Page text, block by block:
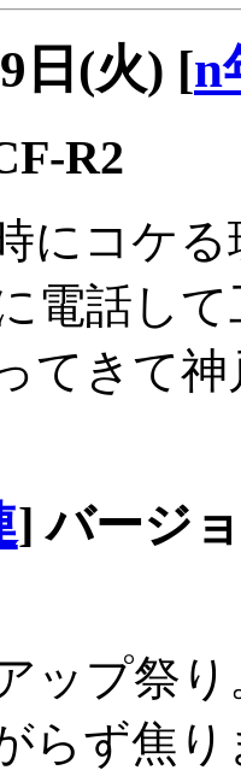
日(火) [n
R2
にコケる
電話し
てきて
] バージ
ップ祭
らず焦